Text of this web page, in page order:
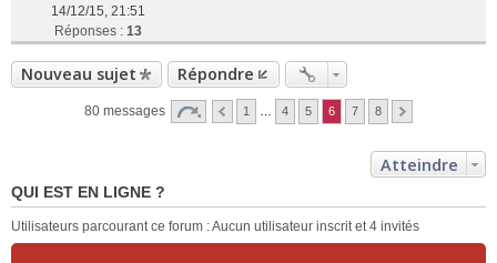
14/12/15, 21:51
Réponses : 13
Nouveau sujet Répondre
80 messages 1 4 5 6 7 8
Atteindre
QUI EST EN LIGNE ?
Utilisateurs parcourant ce forum : Aucun utilisateur inscrit et 4 invités